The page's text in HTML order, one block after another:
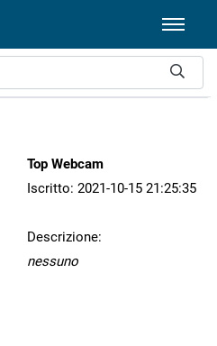
Top Webcam
Iscritto: 2021-10-15 21:25:35
Descrizione:
nessuno